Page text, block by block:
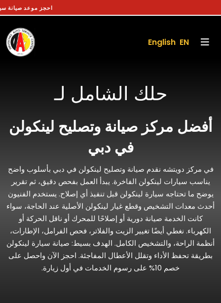
احجز موعد
English EN
حلك الشامل لـ
أفضل مركز صيانة وتصليح لينكولن
في دبي
في مركز دويتشه نقدم صيانة وتصليح لينكولن في دبي بأسلوب واضح
يناسب سيارات لينكولن الفاخرة. يبدأ العمل بفحص دقيق، ثم تقرير
يوضح ما تحتاجه سيارة لينكولن قبل تنفيذ أي إصلاح. يستخدم الفنيون
أحدث معدات التشخيص وقطع غيار لينكولن الأصلية عند الحاجة، سواء
كانت الخدمة صيانة دورية أو إصلاحًا للمحرك أو ناقل الحركة أو
الكهرباء. نغطي أيضًا تغيير الزيت والفلاتر، فحص الفرامل، الإطارات،
أنظمة الراحة، والتشخيص الكامل. الهدف بسيط: صيانة سيارة لينكولن
بطريقة تحفظ الأداء وتقلل الأعطال المفاجئة. احجز الآن واحصل على
خصم 10% على رسوم الخدمات في أول زيارة.